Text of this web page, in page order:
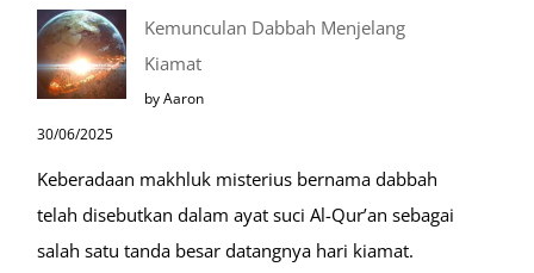
Saat
Mustajab
Kemunculan Dabbah Menjelang
Kiamat
by Aaron
30/06/2025
Keberadaan makhluk misterius bernama dabbah
telah disebutkan dalam ayat suci Al-Qur’an sebagai
salah satu tanda besar datangnya hari kiamat.